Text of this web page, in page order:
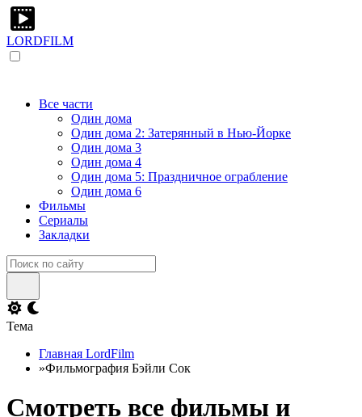
LORDFILM
Все части
Один дома
Один дома 2: Затерянный в Нью-Йорке
Один дома 3
Один дома 4
Один дома 5: Праздничное ограбление
Один дома 6
Фильмы
Сериалы
Закладки
Тема
Главная LordFilm
»Фильмография Бэйли Сок
Смотреть все фильмы и